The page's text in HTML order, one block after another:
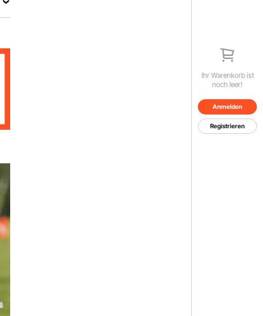
Ihr Warenkorb ist
noch leer!
Anmelden
Registrieren